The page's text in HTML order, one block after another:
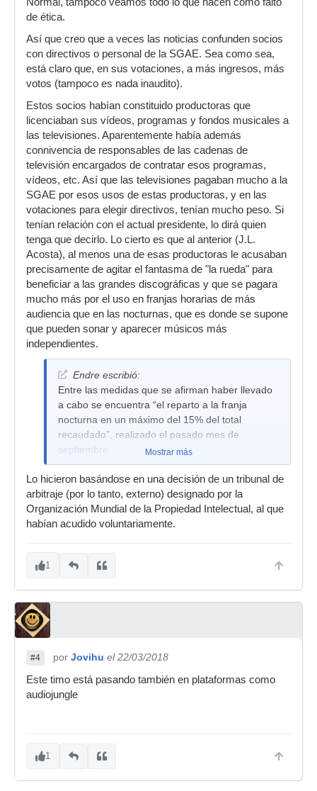
de ética.
Así que creo que a veces las noticias confunden socios
con directivos o personal de la SGAE. Sea como sea,
está claro que, en sus votaciones, a más ingresos, más
votos (tampoco es nada inaudito).
Estos socios habían constituido productoras que
licenciaban sus vídeos, programas y fondos musicales a
las televisiones. Aparentemente había además
connivencia de responsables de las cadenas de
televisión encargados de contratar esos programas,
vídeos, etc. Así que las televisiones pagaban mucho a la
SGAE por esos usos de estas productoras, y en las
votaciones para elegir directivos, tenían mucho peso. Si
tenían relación con el actual presidente, lo dirá quien
tenga que decirlo. Lo cierto es que al anterior (J.L.
Acosta), al menos una de esas productoras le acusaban
precisamente de agitar el fantasma de "la rueda" para
beneficiar a las grandes discográficas y que se pagara
mucho más por el uso en franjas horarias de más
audiencia que en las nocturnas, que es donde se supone
que pueden sonar y aparecer músicos más
independientes.
Endre escribió:
Entre las medidas que se afirman haber llevado
a cabo se encuentra “el reparto a la franja
nocturna en un máximo del 15% del total
recaudado”, realizado el pasado mes de
septiembre.
Mostrar más
Lo hicieron basándose en una decisión de un tribunal de
arbitraje (por lo tanto, externo) designado por la
Organización Mundial de la Propiedad Intelectual, al que
habían acudido voluntariamente.
1
#4 por Jovihu el 22/03/2018
Este timo está pasando también en plataformas como
audiojungle
1